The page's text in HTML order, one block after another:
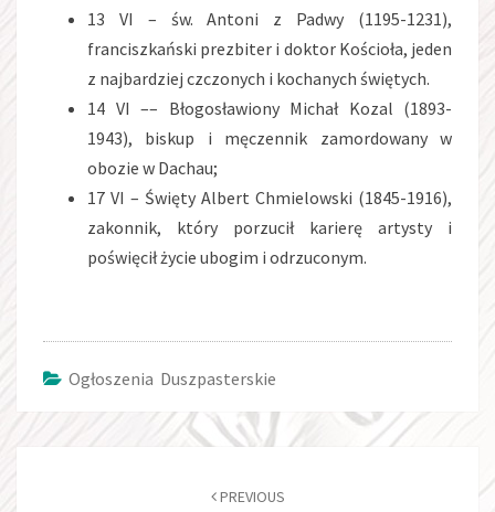
13 VI – św. Antoni z Padwy (1195-1231),
franciszkański prezbiter i doktor Kościoła, jeden
z najbardziej czczonych i kochanych świętych.
14 VI –– Błogosławiony Michał Kozal (1893-
1943), biskup i męczennik zamordowany w
obozie w Dachau;
17 VI – Święty Albert Chmielowski (1845-1916),
zakonnik, który porzucił karierę artysty i
poświęcił życie ubogim i odrzuconym.
Ogłoszenia Duszpasterskie
PREVIOUS